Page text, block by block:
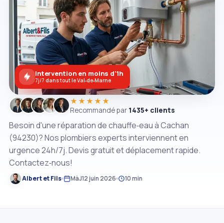
Besoin d'une réparation de chauffe‑eau à Cachan
(94230)? Nos plombiers experts interviennent en
urgence 24h/7j. Devis gratuit et déplacement rapide.
Contactez‑nous!
Albert et Fils MàJ12 juin 2026 10 min
★★★★★
Recommandé par 1435+ clients
Intervention en moins d'1h
7j/7 dans tout le Val‑de‑Marne